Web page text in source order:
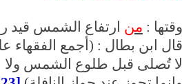
وقتها : من ارتفاع الشمس قيد
قال ابن بطال : (أجمع الفقهاء
لا تُصلى قبل طلوع الشمس ولا